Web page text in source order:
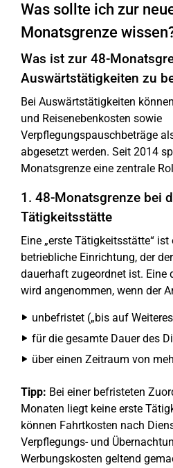
Was sollte ich zur
Monatsgrenze
Was ist zur 48-
Auswärtstätigkeiten zu
Bei Auswärtstätigkeiten
und Reisenebenkosten sowie
Verpflegungspauschbeträge
abgesetzt werden. Seit 2014
Monatsgrenze eine zentrale
1. 48-Monatsgrenze bei
Tätigkeitsstätte
Eine „erste Tätigkeitsstätte“
betriebliche Einrichtung, der
dauerhaft zugeordnet ist. Eine
wird angenommen, wenn der
unbefristet („bis auf
für die gesamte Dauer des
über einen Zeitraum von
Tipp: Bei einer befristeten
Monaten liegt keine erste
können Fahrtkosten nach
Verpflegungs- und
Werbungskosten geltend